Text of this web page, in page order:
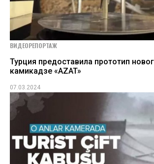
ВИДЕОРЕПОРТАЖ
Турция предоставила прототип
камикадзе «AZAT»
07.03.2024